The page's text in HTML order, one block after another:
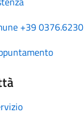
+39 0376.6230